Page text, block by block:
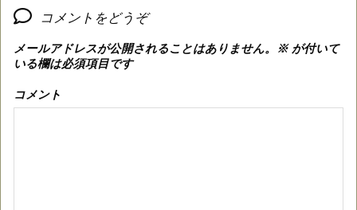
コメントをどうぞ
メールアドレスが公開されることはありません。 ※が付いて
いる欄は必須項目です
コメント